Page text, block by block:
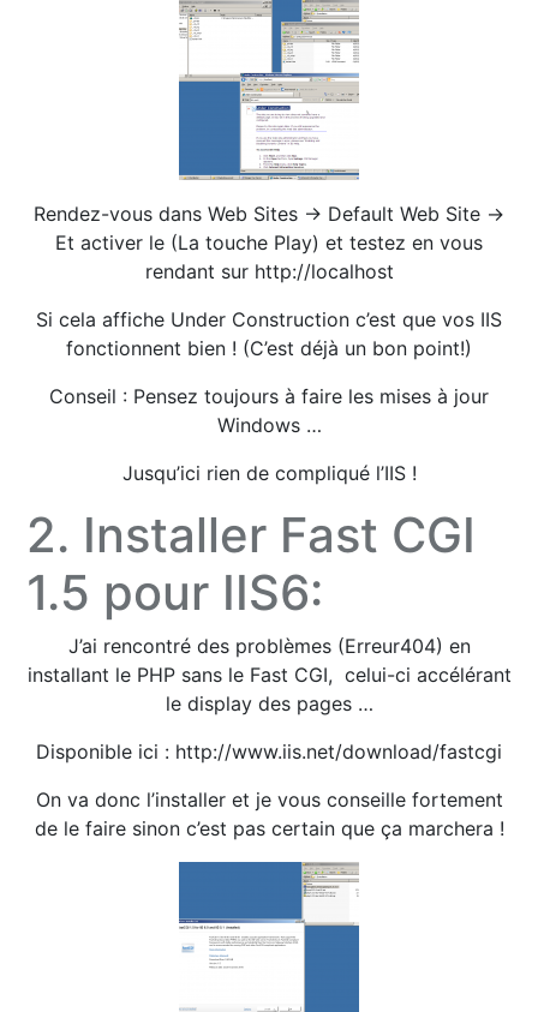
Rendez-vous dans Web Sites -> Default Web Site ->
Et activer le (La touche Play) et testez en vous
rendant sur http://localhost
Si cela affiche Under Construction c’est que vos IIS
fonctionnent bien ! (C’est déjà un bon point!)
Conseil : Pensez toujours à faire les mises à jour
Windows …
Jusqu’ici rien de compliqué l’IIS !
2. Installer Fast CGI
1.5 pour IIS6:
J’ai rencontré des problèmes (Erreur404) en
installant le PHP sans le Fast CGI, celui-ci accélérant
le display des pages …
Disponible ici : http://www.iis.net/download/fastcgi
On va donc l’installer et je vous conseille fortement
de le faire sinon c’est pas certain que ça marchera !